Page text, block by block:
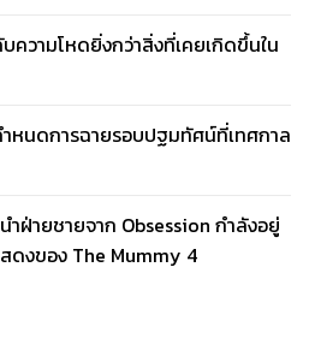
ความโหดยิ่งกว่าสิ่งที่เคยเกิดขึ้นใน
หนดการฉายรอบปฐมทัศน์ที่เทศกาล
ฝ่ายชายจาก Obsession กำลังอยู่
ดงของ The Mummy 4